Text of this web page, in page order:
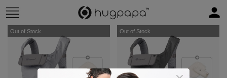
Out of Stock Out of Stock